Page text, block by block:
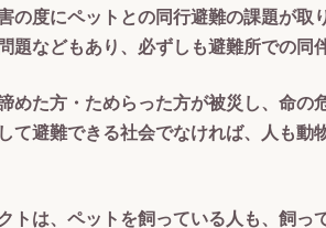
の度にペットとの同行避難の課題が取
題などもあり、必ずしも避難所での同
めた方・ためらった方が被災し、命の
て避難できる社会でなければ、人も動
トは、 ペットを飼っている人も、飼っ